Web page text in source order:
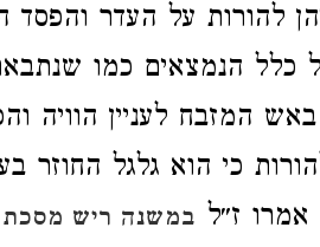
להורות על העדר והפסד
כלל הנמצאים כמו
המזבח לעניין הוויה
כי הוא גלגל החוזר
אמרו ז״ל במשנה ריש